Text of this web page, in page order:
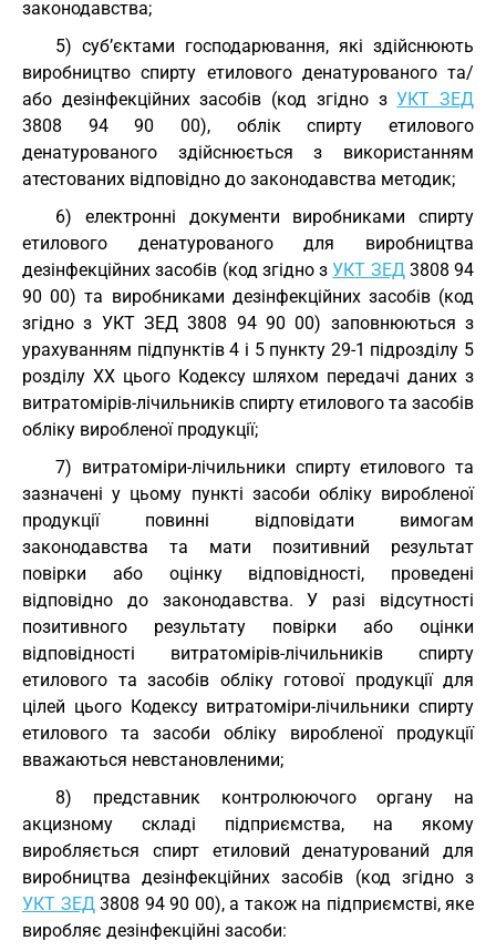
законодавства;
5) суб’єктами господарювання, які здійснюють
виробництво спирту етилового денатурованого та/
або дезінфекційних засобів (код згідно зУКТ ЗЕД
3808 94 90 00), облік спирту етилового
денатурованого здійснюється з використанням
атестованих відповідно до законодавства методик;
6) електронні документи виробниками спирту
етилового денатурованого для виробництва
дезінфекційних засобів (код згідно зУКТ ЗЕД3808 94
90 00) та виробниками дезінфекційних засобів (код
згідно з УКТ ЗЕД 3808 94 90 00) заповнюються з
урахуванням підпунктів 4 і 5 пункту 29-1 підрозділу 5
розділу XX цього Кодексу шляхом передачі даних з
витратомірів-лічильників спирту етилового та засобів
обліку виробленої продукції;
7) витратоміри-лічильники спирту етилового та
зазначені у цьому пункті засоби обліку виробленої
продукції повинні відповідати вимогам
законодавства та мати позитивний результат
повірки або оцінку відповідності, проведені
відповідно до законодавства. У разі відсутності
позитивного результату повірки або оцінки
відповідності витратомірів-лічильників спирту
етилового та засобів обліку готової продукції для
цілей цього Кодексу витратоміри-лічильники спирту
етилового та засоби обліку виробленої продукції
вважаються невстановленими;
8) представник контролюючого органу на
акцизному складі підприємства, на якому
виробляється спирт етиловий денатурований для
виробництва дезінфекційних засобів (код згідно з
УКТ ЗЕД3808 94 90 00), а також на підприємстві, яке
виробляє дезінфекційні засоби: